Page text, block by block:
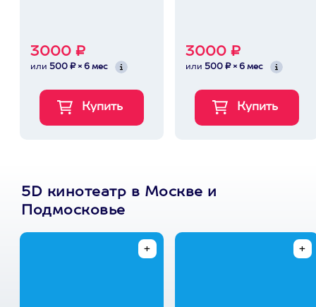
3000 ₽
или 500 ₽ × 6 мес
3000 ₽
или 500 ₽ × 6 мес
5D кинотеатр в Москве и
Подмосковье